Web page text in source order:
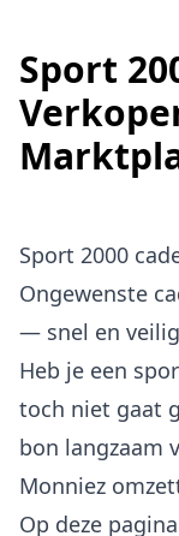
Sport
Sport 2000
Ongewenste
— snel en
Heb je een
toch niet gaat
bon langzaam
Monniez
Op deze